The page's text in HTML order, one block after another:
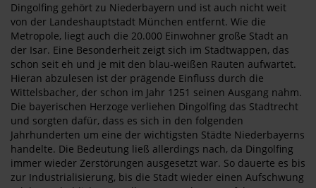
Dingolfing gehört zu Niederbayern und ist auch nicht weit
von der Landeshauptstadt München entfernt. Wie die
Metropole, liegt auch die 20.000 Einwohner große Stadt an
der Isar. Eine Besonderheit zeigt sich im Stadtwappen, das
schon seit eh und je mit den blau-weißen Rauten aufwartet.
Hieran abzulesen ist der prägende Einfluss durch die
Wittelsbacher, der schon im Jahr 1251 seinen Ausgang nahm.
Die bayerischen Herzoge verliehen Dingolfing das Stadtrecht
und sorgten dafür, dass es sich in den folgenden
Jahrhunderten um eine der wichtigsten Städte Niederbayerns
handelte. Die Bedeutung ließ allerdings nach, da Dingolfing
immer wieder Zerstörungen ausgesetzt war. So dauerte es bis
zur Industrialisierung, bis die Stadt wieder einen Aufschwung